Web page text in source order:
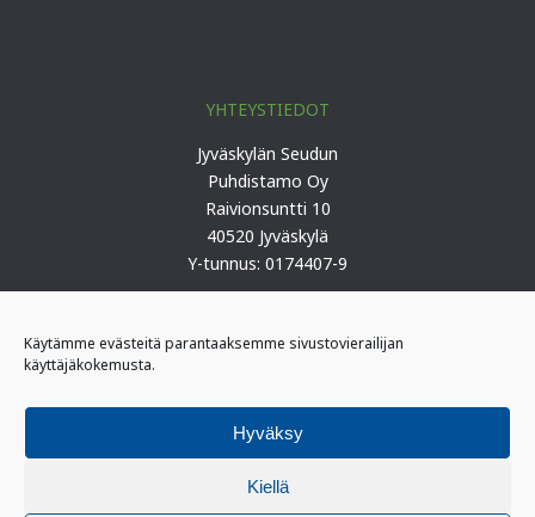
Käytämme evästeitä parantaaksemme sivustovierailijan
käyttäjäkokemusta.
Hyväksy
Kiellä
YHTEYSTIEDOT
Jyväskylän Seudun
Puhdistamo Oy
Raivionsuntti 10
40520 Jyväskylä
Y-tunnus: 0174407-9
I-päivystäjä: 0400 406 340
(kiireelliset ilmoitukset)
II-päivystäjä: 0400 406 341